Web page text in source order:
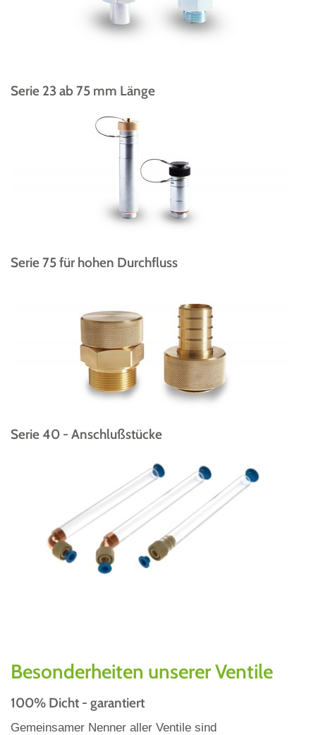
Serie 23 ab 75 mm Länge
Serie 75 für hohen Durchfluss
Serie 40 - Anschlußstücke
Besonderheiten unserer Ventile
100% Dicht - garantiert
Gemeinsamer Nenner aller Ventile sind